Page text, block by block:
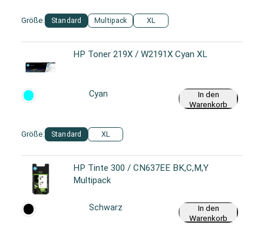
Größe: Standard Multipack XL
HP Toner 219X / W2191X Cyan XL
Größe: Standard XL
Cyan
In den
Warenkorb
HP Tinte 300 / CN637EE BK,C,M,Y
Multipack
Schwarz
In den
Warenkorb